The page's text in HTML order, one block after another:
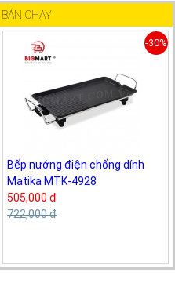
BÁN CHẠY
-30%
Bếp nướng điện chống dính
Matika MTK-4928
505,000 đ
722,000 đ